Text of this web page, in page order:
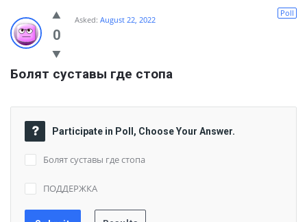
0
Poll
Asked: August 22, 2022
Болят суставы где стопа
Participate in Poll, Choose Your Answer.
Болят суставы где стопа
ПОДДЕРЖКА